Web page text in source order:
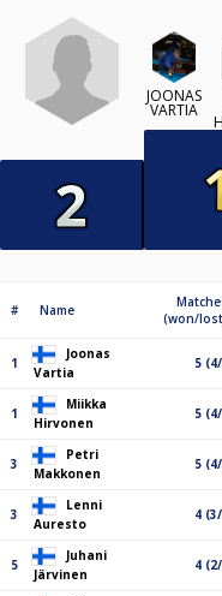
JOONAS
VARTIA
# Name
(won/
1
Joonas
Vartia
5
1
Miikka
Hirvonen
5
3
Petri
Makkonen
5
3
Lenni
Auresto
4
5
Juhani
Järvinen
4